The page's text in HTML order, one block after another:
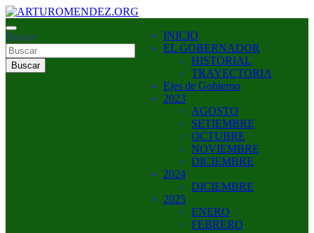
Saltar
al
contenido
ARTUROMENDEZ.ORG
ARTURO MENDEZ GOBERNADOR 2023
Buscar
Buscar
INICIO
EL GOBERNADOR
HISTORIAL
TRAYECTORIA
Ejes de Gobierno
2023
AGOSTO
SETIEMBRE
OCTUBRE
NOVIEMBRE
DICIEMBRE
2024
DICIEMBRE
2025
ENERO
FEBRERO